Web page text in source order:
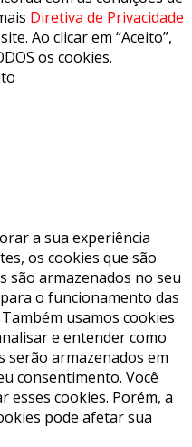
Diretiva de Privacidade
Ao clicar em “Aceito”,
os cookies.
a sua experiência
os cookies que são
são armazenados no seu
o funcionamento das
usamos cookies
e entender como
serão armazenados em
consentimento. Você
esses cookies. Porém, a
pode afetar sua